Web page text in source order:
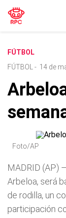
FÚTBOL
FÚTBOL
- 14 de
Foto/AP
MADRID (AP)
Arbeloa, será
de rodilla, un
participación